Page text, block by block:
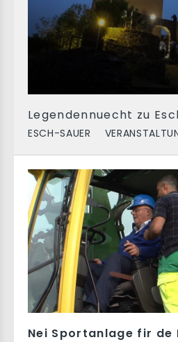
Legendennuecht zu
ESCH-SAUER
Nei Sportanlage fir de